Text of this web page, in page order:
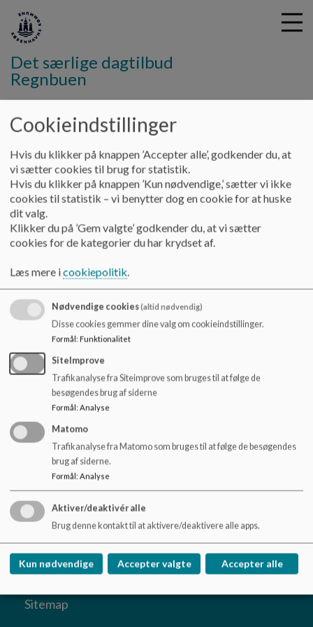
d
Det særlige dagtilbud
Regnbuen
Klyngen Forældrebestyrelse
Forældrebestyrelse
I klyngen er der en forældrebestyrelse.
Forældrebestyrelsen består af forældrerepræsentanter fra
klyngelederen.
Forældrerepræsentanten bliver valgt blandt medlemmerne i
institutionens forældreråd.
I klyngen holder forældrebestyrelsen møde 4 gange om året.
Forældrebestyrelsen fastsætter principper for klyngens
arbejde og for samarbejdet mellem institution og hjemmet.
Du kan læse mere om forældrebestyrelser her
Det særlige dagtilbud Regnbuen
Rubinsteinsvej 53, 2450 København SV
37409@kk.dk
+45 36 46 84 40
EAN NR. 5798009376886
Sitemap
Cookieindstillinger
Hvis du klikker på knappen ’Accepter alle’, godkender du, at
vi sætter cookies til brug for statistik.
Hvis du klikker på knappen ’Kun nødvendige,’ sætter vi ikke
cookies til statistik – vi benytter dog en cookie for at huske
dit valg.
Klikker du på ’Gem valgte’ godkender du, at vi sætter
cookies for de kategorier du har krydset af.
Læs mere icookiepolitik.
Nødvendige cookies(altid nødvendig)
Disse cookies gemmer dine valg om cookieindstillinger.
Formål: Funktionalitet
SiteImprove
Trafikanalyse fra Siteimprove som bruges til at følge de
besøgendes brug af siderne
Formål: Analyse
Matomo
Trafikanalyse fra Matomo som bruges til at følge de besøgendes
brug af siderne.
Formål: Analyse
Aktiver/deaktivér alle
Brug denne kontakt til at aktivere/deaktivere alle apps.
Kun nødvendige Accepter valgte Accepter alle